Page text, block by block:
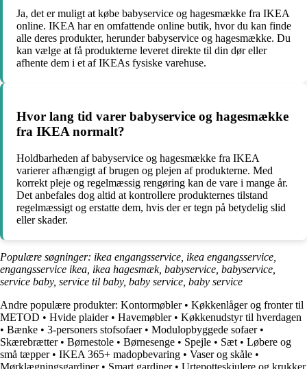
Ja, det er muligt at købe babyservice og hagesmække fra IKEA
online. IKEA har en omfattende online butik, hvor du kan finde
alle deres produkter, herunder babyservice og hagesmække. Du
kan vælge at få produkterne leveret direkte til din dør eller
afhente dem i et af IKEAs fysiske varehuse.
Hvor lang tid varer babyservice og hagesmække
fra IKEA normalt?
Holdbarheden af babyservice og hagesmække fra IKEA
varierer afhængigt af brugen og plejen af ​​produkterne. Med
korrekt pleje og regelmæssig rengøring kan de vare i mange år.
Det anbefales dog altid at kontrollere produkternes tilstand
regelmæssigt og erstatte dem, hvis der er tegn på betydelig slid
eller skader.
Populære søgninger: ikea engangsservice, ikea engangsservice,
engangsservice ikea, ikea hagesmæk, babyservice, babyservice,
service baby, service til baby, baby service, baby service
Andre populære produkter: Kontormøbler• Køkkenlåger og fronter til
METOD • Hvide plaider• Havemøbler• Køkkenudstyr til hverdagen
• Bænke • 3-personers stofsofaer• Modulopbyggede sofaer•
Skærebrætter• Børnestole • Børnesenge • Spejle • Sæt • Løbere og
små tæpper• IKEA 365+ madopbevaring • Vaser og skåle •
Mørklægningsgardiner• Smart gardiner• Urtepotteskjulere og krukker